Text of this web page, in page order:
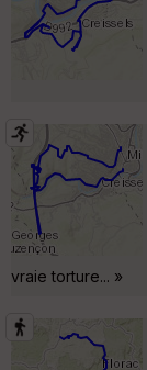
vraie torture... »